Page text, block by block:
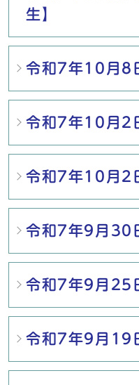
生】
令和7年10月8
令和7年10月2
令和7年10月2
令和7年9月30
令和7年9月25
令和7年9月19